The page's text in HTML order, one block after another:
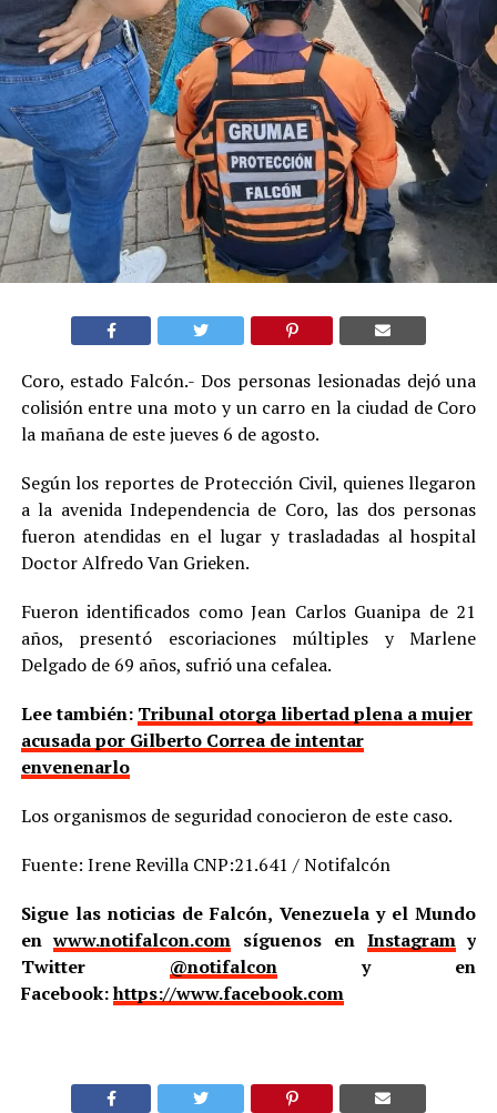
Coro, estado Falcón.- Dos personas lesionadas dejó una
colisión entre una moto y un carro en la ciudad de Coro
la mañana de este jueves 6 de agosto.
Según los reportes de Protección Civil, quienes llegaron
a la avenida Independencia de Coro, las dos personas
fueron atendidas en el lugar y trasladadas al hospital
Doctor Alfredo Van Grieken.
Fueron identificados como Jean Carlos Guanipa de 21
años, presentó escoriaciones múltiples y Marlene
Delgado de 69 años, sufrió una cefalea.
Lee también: Tribunal otorga libertad plena a mujer
acusada por Gilberto Correa de intentar
envenenarlo
Los organismos de seguridad conocieron de este caso.
Fuente: Irene Revilla CNP:21.641 / Notifalcón
Sigue las noticias de Falcón, Venezuela y el Mundo
enwww.notifalcon.com síguenos en Instagramy
Twitter @notifalcony en
Facebook:https://www.facebook.com